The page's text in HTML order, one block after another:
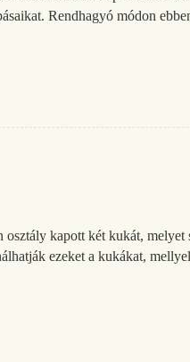
Rendhagyó módon
kapott két kukát, melyet
ezeket a kukákat,